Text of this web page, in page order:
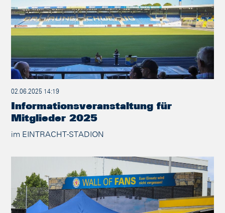
02.06.2025 14:19
Informationsveranstaltung für
Mitglieder 2025
im EINTRACHT-STADION